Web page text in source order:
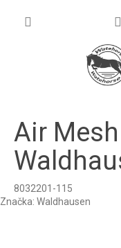
Air
8032201-115
Značka: Waldhausen